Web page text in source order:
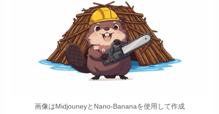
画像はMidjouneyとNano-Bananaを使用して作成